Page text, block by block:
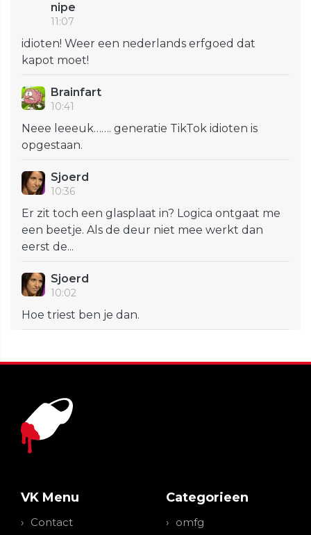
nipe
11:07
idioten! Weer een nederlands erfgoed dat
kapot moet!
Brainfart
10:41
Neee leeeuk……. generatie TikTok idioten is
opgestaan.
Sjoerd
10:36
Er zit toch een glasplaat in? Logica ontgaat me
een beetje. Als de deur niet mee werkt dan
eerst de...
Sjoerd
10:02
Hoe triest ben je dan.
VK Menu
Contact
Categorieen
omfg